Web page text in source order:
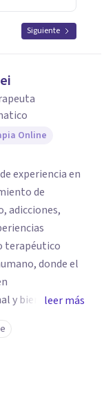
Siguiente
Online
experiencia en
de
adicciones,
terapéutico
donde el
y bienestar.
combina
psicología
integrando
Mi
leer más